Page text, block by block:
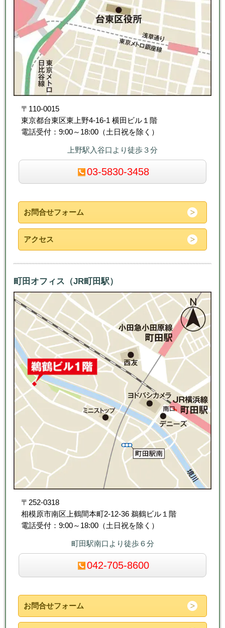
〒110-0015
東京都台東区東上野4-16-1 横田ビル１階
電話受付：9:00～18:00（土日祝を除く）
上野駅入谷口より徒歩３分
03-5830-3458
お問合せフォーム
アクセス
町田オフィス（JR町田駅）
〒252-0318
相模原市南区上鶴間本町2-12-36 鵜鶴ビル１階
電話受付：9:00～18:00（土日祝を除く）
町田駅南口より徒歩６分
042-705-8600
お問合せフォーム